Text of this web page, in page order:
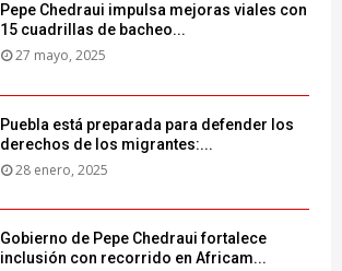
Pepe Chedraui impulsa mejoras viales con
15 cuadrillas de bacheo...
27 mayo, 2025
Puebla está preparada para defender los
derechos de los migrantes:...
28 enero, 2025
Gobierno de Pepe Chedraui fortalece
inclusión con recorrido en Africam...